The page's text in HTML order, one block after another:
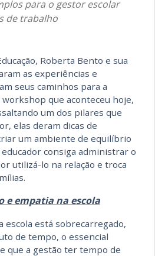
para o gestor escolar
de trabalho
Roberta Bento e sua
as experiências e
seus caminhos para a
que aconteceu hoje,
um dos pilares que
elas deram dicas de
um ambiente de equilíbrio
consiga administrar o
utilizá-lo na relação e troca
e empatia na escola
escola está sobrecarregado,
de tempo, o essencial
que a gestão ter tempo de